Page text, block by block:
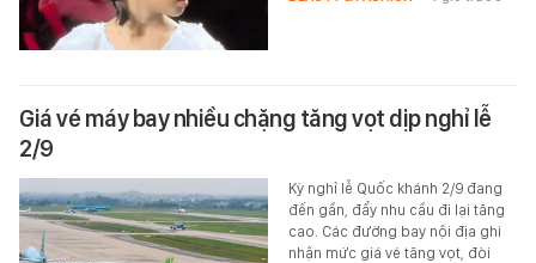
Giá vé máy bay nhiều chặng tăng vọt dịp nghỉ lễ
2/9
Kỳ nghỉ lễ Quốc khánh 2/9 đang
đến gần, đẩy nhu cầu đi lại tăng
cao. Các đường bay nội địa ghi
nhận mức giá vé tăng vọt, đòi